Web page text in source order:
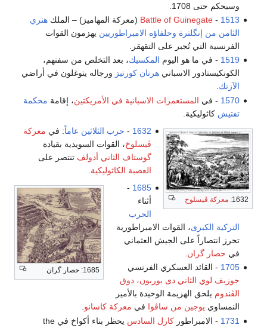
وسيحكم حتى 1708.
1513
-
Battle of Guinegate (معركة المهاميز) – الملكهنري
الثامن من إنگلترة وحلفاؤه الامبراطوريين يهزمون القوات
الفرنسية التي تُجبر على التقهقر.
1519 - في ما هو اليوم المكسيك، بعد التخلص من سفنهم،
الكونكيستادور الاسبانيهرنان كورتيز ورجاله يتوغلون في أراضي
الآزتك.
1570 - في المستعمرات الاسبانية في الأمريكتين، إقامة محكمة
تفتيش كاثوليكية.
1632: معركة ڤيسلوخ
1632
- حرب الثلاثين عاماً: في معركة
ڤيسلوخ، القوات السويدية بقيادة
گوستاف الثاني أدولف تنتصر على
العصبة الكاثوليكية
1685: حصار گران
1685
-
أثناء
الحرب
التركية الكبرى، القوات الامبراطورية
تحرز انتصاراً على الجيش العثماني
في حصار گران
1705 - القائد العسكري الفرنسي
جوزيف لوي الثاني دى بوربون، دوق
الڤندوم يلحق الهزيمة الوحيدة بالأمير
النمساوي يوجين من ساڤوا في معركة كاسانو
1731 - الامبراطوركارل السادس
يحظر بناء أكواخ في the